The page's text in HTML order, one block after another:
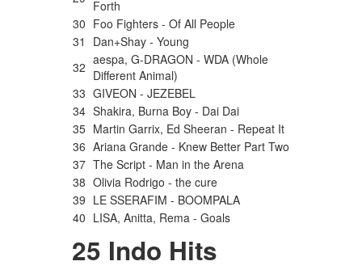
Forth
30 Foo Fighters - Of All People
31
Dan+Shay - Young
32 aespa, G-DRAGON - WDA (Whole
Different Animal)
33 GIVEON - JEZEBEL
34 Shakira, Burna Boy - Dai Dai
35 Martin Garrix, Ed Sheeran - Repeat It
36 Ariana Grande - Knew Better Part Two
37 The Script - Man in the Arena
38 Olivia Rodrigo - the cure
39 LE SSERAFIM - BOOMPALA
40 LISA, Anitta, Rema - Goals
25 Indo Hits